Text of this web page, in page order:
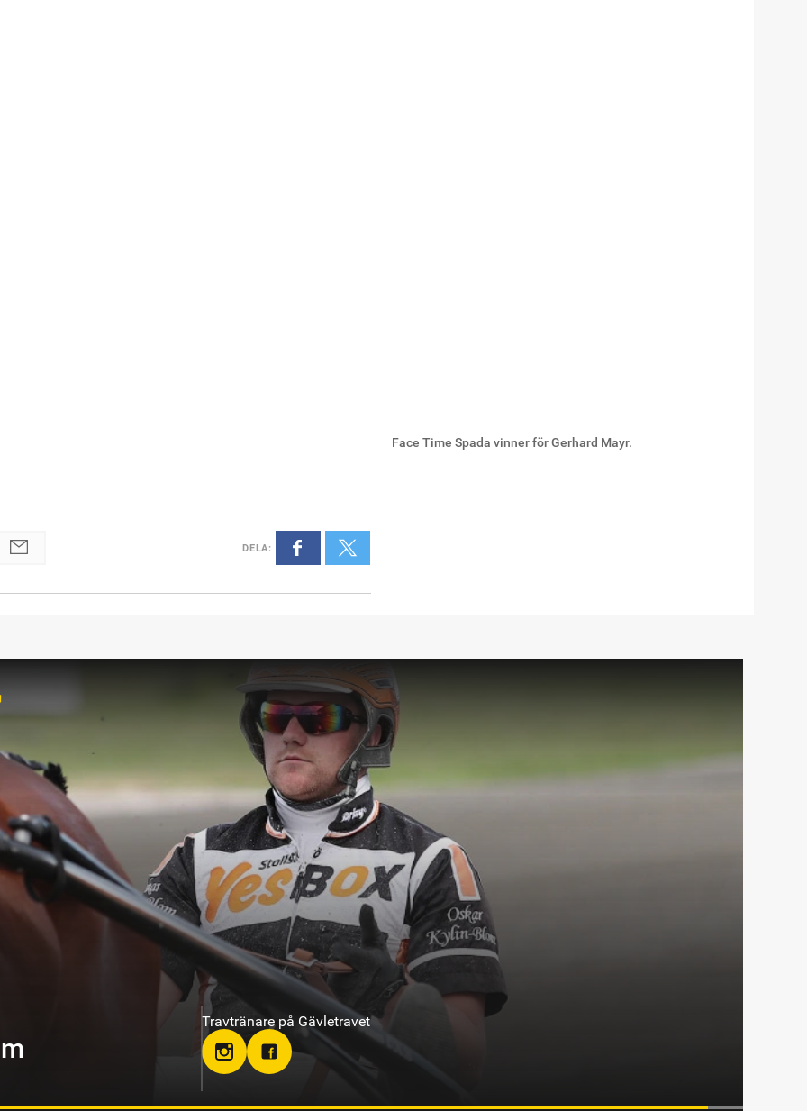
Face Time Spada vinner för Gerhard Mayr.
DELA:
Travtränare på Sundbyholmstravet i Eskilstuna